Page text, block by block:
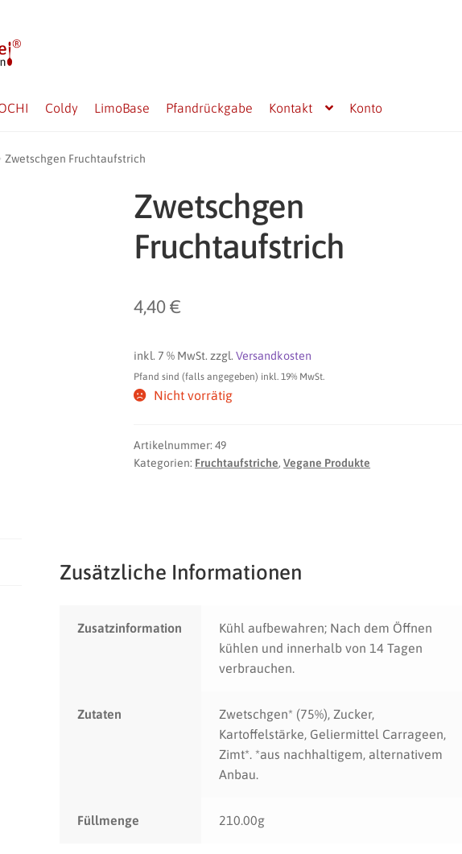
Coldy LimoBase Pfandrückgabe Kontakt Konto
Zwetschgen Fruchtaufstrich
Zwetschgen
Fruchtaufstrich
4,40€
inkl. 7 % MwSt. zzgl.Versandkosten
Pfand sind (falls angegeben) inkl. 19% MwSt.
Nicht vorrätig
Artikelnummer:49
Kategorien: Fruchtaufstriche,Vegane Produkte
Zusätzliche Informationen
Zusatzinformation
Kühl aufbewahren; Nach dem Öffnen
kühlen und innerhalb von 14 Tagen
verbrauchen.
Zutaten
Zwetschgen* (75%), Zucker,
Kartoffelstärke, Geliermittel Carrageen,
Zimt*. *aus nachhaltigem, alternativem
Anbau.
Füllmenge 210.00g